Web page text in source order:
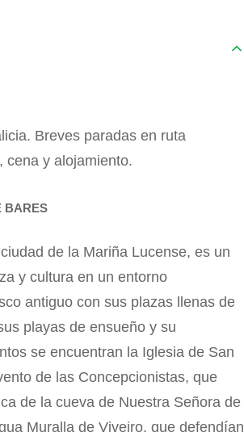
Breves paradas en ruta
cena y alojamiento.
BARES
de la Mariña Lucense, es un
y cultura en un entorno
antiguo con sus plazas llenas de
playas de ensueño y su
se encuentran la Iglesia de San
de las Concepcionistas, que
de la cueva de Nuestra Señora de
Muralla de Viveiro, que defendían